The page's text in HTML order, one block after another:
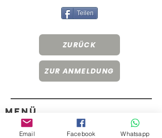
Teilen
ZURÜCK
ZUR ANMELDUNG
Menü
HILFE
Email Facebook Whatsapp